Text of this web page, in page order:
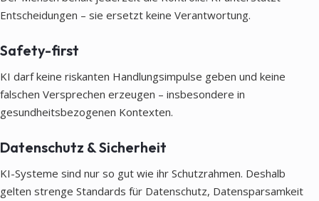
Entscheidungen – sie ersetzt keine Verantwortung.
Safety-first
KI darf keine riskanten Handlungsimpulse geben und keine
falschen Versprechen erzeugen – insbesondere in
gesundheitsbezogenen Kontexten.
Datenschutz & Sicherheit
KI-Systeme sind nur so gut wie ihr Schutzrahmen. Deshalb
gelten strenge Standards für Datenschutz, Datensparsamkeit